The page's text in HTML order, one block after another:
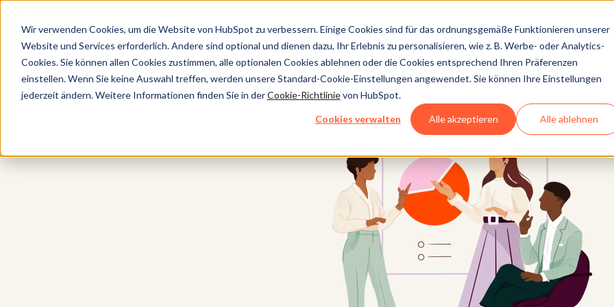
Wir verwenden Cookies, um die Website von HubSpot zu verbessern. Einige Cookies sind für das ordnungsgemäße Funktionieren unserer
Website und Services erforderlich. Andere sind optional und dienen dazu, Ihr Erlebnis zu personalisieren, wie z. B. Werbe- oder Analytics-
Cookies. Sie können allen Cookies zustimmen, alle optionalen Cookies ablehnen oder die Cookies entsprechend Ihren Präferenzen
einstellen. Wenn Sie keine Auswahl treffen, werden unsere Standard-Cookie-Einstellungen angewendet. Sie können Ihre Einstellungen
jederzeit ändern. Weitere Informationen finden Sie in derCookie-Richtlinievon HubSpot.
Cookies verwalten Alle akzeptieren Alle ablehnen
CRM-Plattform von HubSpot